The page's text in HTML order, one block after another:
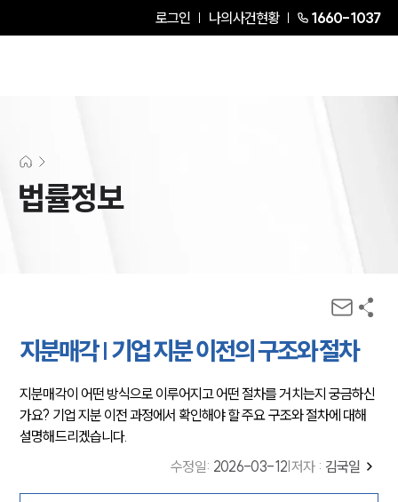
로그인 나의사건현황 1660-1037
법률정보
지분매각 | 기업 지분 이전의 구조와 절차
지분매각이 어떤 방식으로 이루어지고 어떤 절차를 거치는지 궁금하신
가요? 기업 지분 이전 과정에서 확인해야 할 주요 구조와 절차에 대해
설명해드리겠습니다.
수정일: 2026-03-12 저자 : 김국일